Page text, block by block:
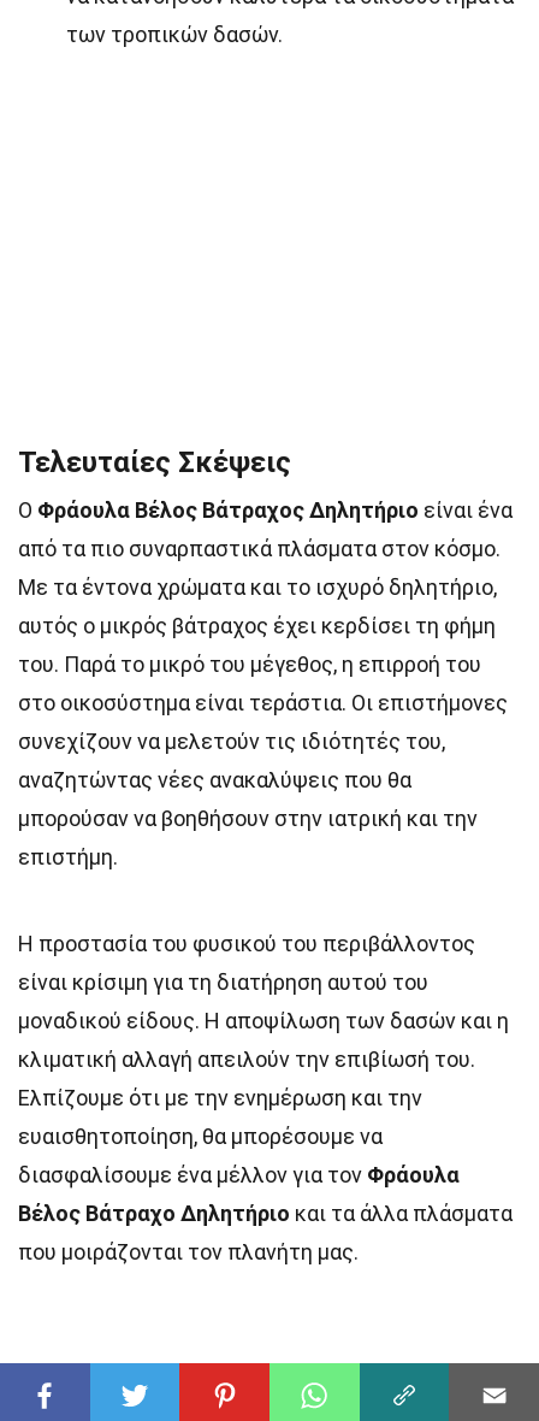
των τροπικών δασών.
Τελευταίες Σκέψεις
Ο Φράουλα Βέλος Βάτραχος Δηλητήριο είναι ένα
από τα πιο συναρπαστικά πλάσματα στον κόσμο.
Με τα έντονα χρώματα και το ισχυρό δηλητήριο,
αυτός ο μικρός βάτραχος έχει κερδίσει τη φήμη
του. Παρά το μικρό του μέγεθος, η επιρροή του
στο οικοσύστημα είναι τεράστια. Οι επιστήμονες
συνεχίζουν να μελετούν τις ιδιότητές του,
αναζητώντας νέες ανακαλύψεις που θα
μπορούσαν να βοηθήσουν στην ιατρική και την
επιστήμη.
Η προστασία του φυσικού του περιβάλλοντος
είναι κρίσιμη για τη διατήρηση αυτού του
μοναδικού είδους. Η αποψίλωση των δασών και η
κλιματική αλλαγή απειλούν την επιβίωσή του.
Ελπίζουμε ότι με την ενημέρωση και την
ευαισθητοποίηση, θα μπορέσουμε να
διασφαλίσουμε ένα μέλλον για τον Φράουλα
Βέλος Βάτραχο Δηλητήριο και τα άλλα πλάσματα
που μοιράζονται τον πλανήτη μας.